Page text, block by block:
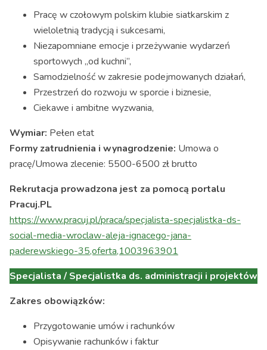
Pracę w czołowym polskim klubie siatkarskim z
wieloletnią tradycją i sukcesami,
Niezapomniane emocje i przeżywanie wydarzeń
sportowych „od kuchni”,
Samodzielność w zakresie podejmowanych działań,
Przestrzeń do rozwoju w sporcie i biznesie,
Ciekawe i ambitne wyzwania,
Wymiar: Pełen etat
Formy zatrudnienia i wynagrodzenie: Umowa o
pracę/Umowa zlecenie: 5500-6500 zł brutto
Rekrutacja prowadzona jest za pomocą portalu
Pracuj.PL
https://www.pracuj.pl/praca/specjalista-specjalistka-ds-
social-media-wroclaw-aleja-ignacego-jana-
paderewskiego-35,oferta,1003963901
Specjalista / Specjalistka ds. administracji i projektów
Zakres obowiązków:
Przygotowanie umów i rachunków
Opisywanie rachunków i faktur